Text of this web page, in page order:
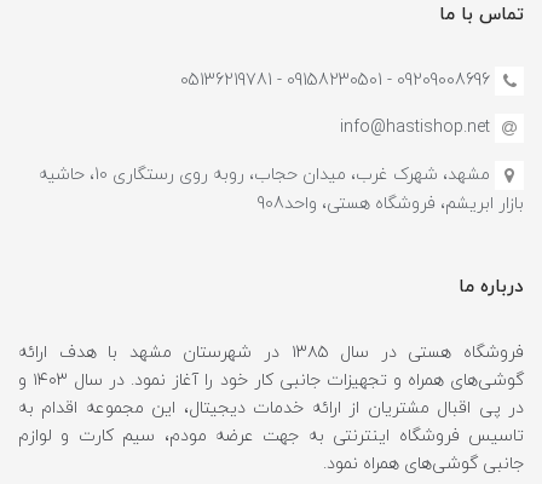
تماس با ما
09209008696 - 09158230501 - 05136219781
info@hastishop.net
مشهد، شهرک غرب، میدان حجاب، روبه روی رستگاری 10، حاشیه
بازار ابریشم، فروشگاه هستی، واحد908
درباره ما
فروشگاه هستی در سال ۱۳۸۵ در شهرستان مشهد با هدف ارائه
گوشی‌های همراه و تجهیزات جانبی کار خود را آغاز نمود. در سال ۱۴۰۳ و
در پی اقبال مشتریان از ارائه خدمات دیجیتال، این مجموعه اقدام به
تاسیس فروشگاه اینترنتی به جهت عرضه مودم، سیم کارت و لوازم
جانبی گوشی‌های همراه نمود.